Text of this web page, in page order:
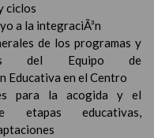
ciclos
a la integraciÃ³n
de los programas y
del Equipo de
Educativa en el Centro
para la acogida y el
etapas educativas,